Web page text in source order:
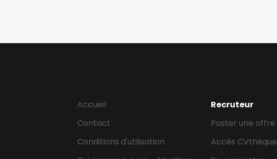
Accueil
Contact
Conditions d'utilisation
Recruteur
Poster une offre
Accès CVthèque